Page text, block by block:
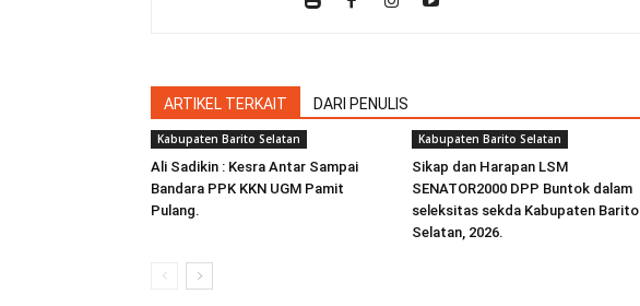
ARTIKEL TERKAIT DARI PENULIS
Kabupaten Barito Selatan
Ali Sadikin : Kesra Antar Sampai
Bandara PPK KKN UGM Pamit
Pulang.
Kabupaten Barito Selatan
Sikap dan Harapan LSM
SENATOR2000 DPP Buntok dalam
seleksitas sekda Kabupaten Barito
Selatan, 2026.